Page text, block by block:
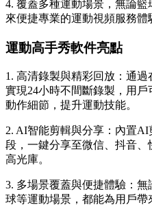
4. 覆蓋多種運動場景，無論
來便捷專業的運動視頻服務體
運動高手秀軟件亮點
1. 高清錄製與精彩回放：通過
實現24小時不間斷錄製，用
動作細節，提升運動技能。
2. AI智能剪輯與分享：內置
段，一鍵分享至微信、抖音
高光庫。
3. 多場景覆蓋與便捷體驗：
球等運動場景，都能為用戶